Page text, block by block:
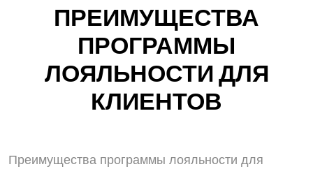
ПРЕИМУЩЕСТВА
ПРОГРАММЫ
ЛОЯЛЬНОСТИ ДЛЯ
КЛИЕНТОВ
Преимущества программы лояльности для